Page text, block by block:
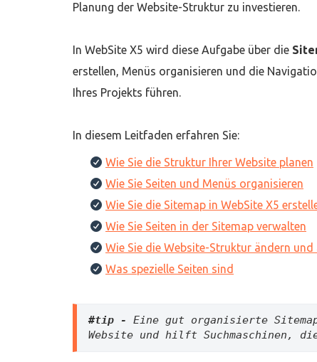
Planung der Website-Struktur zu investieren.
In WebSite X5 wird diese Aufgabe über die
erstellen, Menüs organisieren und die
Ihres Projekts führen.
In diesem Leitfaden erfahren Sie:
Wie Sie die Struktur Ihrer Website planen
Wie Sie Seiten und Menüs organisieren
Wie Sie die Sitemap in WebSite X5
Wie Sie Seiten in der Sitemap verwalten
Wie Sie die Website-Struktur ändern
Was spezielle Seiten sind
#tip -
Eine gut organisierte
Website und hilft Suchmaschinen,